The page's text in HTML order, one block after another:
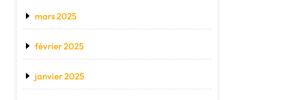
mars 2025
février 2025
janvier 2025